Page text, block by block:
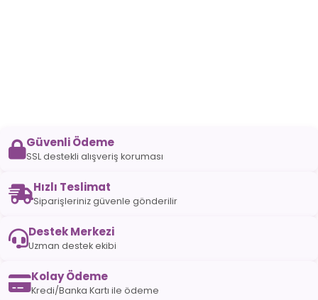
Güvenli Ödeme
SSL destekli alışveriş koruması
Hızlı Teslimat
Siparişleriniz güvenle gönderilir
Destek Merkezi
Uzman destek ekibi
Kolay Ödeme
Kredi/Banka Kartı ile ödeme